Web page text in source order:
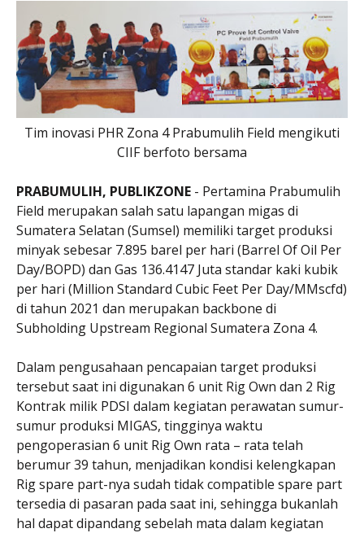
Tim inovasi PHR Zona 4 Prabumulih Field mengikuti
CIIF berfoto bersama
PRABUMULIH, PUBLIKZONE - Pertamina Prabumulih
Field merupakan salah satu lapangan migas di
Sumatera Selatan (Sumsel) memiliki target produksi
minyak sebesar 7.895 barel per hari (Barrel Of Oil Per
Day/BOPD) dan Gas 136.4147 Juta standar kaki kubik
per hari (Million Standard Cubic Feet Per Day/MMscfd)
di tahun 2021 dan merupakan backbone di
Subholding Upstream Regional Sumatera Zona 4.
Dalam pengusahaan pencapaian target produksi
tersebut saat ini digunakan 6 unit Rig Own dan 2 Rig
Kontrak milik PDSI dalam kegiatan perawatan sumur-
sumur produksi MIGAS, tingginya waktu
pengoperasian 6 unit Rig Own rata – rata telah
berumur 39 tahun, menjadikan kondisi kelengkapan
Rig spare part-nya sudah tidak compatible spare part
tersedia di pasaran pada saat ini, sehingga bukanlah
hal dapat dipandang sebelah mata dalam kegiatan